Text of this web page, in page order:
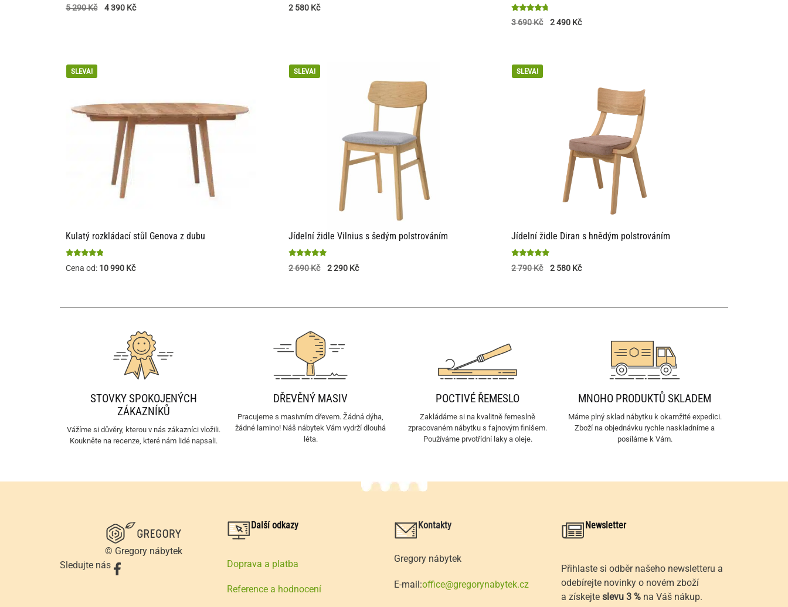
5 290Kč 4 390 Kč 2 580 Kč
Hodnocení
3 690Kč 2 490 Kč
SLEVA!
Kulatý rozkládací stůl Genova z dubu
Cena od: 10 990 Kč
SLEVA!
Jídelní židle Vilnius s šedým polstrováním
Hodnocení
2 690Kč 2 290 Kč
SLEVA!
Jídelní židle Diran s hnědým polstrováním
Hodnocení
2 790Kč 2 580 Kč
STOVKY SPOKOJENÝCH
ZÁKAZNÍKŮ
Vážíme si důvěry, kterou v nás zákazníci vložili.
Koukněte na recenze, které nám lidé napsali.
DŘEVĚNÝ MASIV
Pracujeme s masivním dřevem. Žádná dýha,
žádné lamino! Náš nábytek Vám vydrží dlouhá
léta.
POCTIVÉ ŘEMESLO
Zakládáme si na kvalitně řemeslně
zpracovaném nábytku s fajnovým finišem.
Používáme prvotřídní laky a oleje.
MNOHO PRODUKTŮ SKLADEM
Máme plný sklad nábytku k okamžité expedici.
Zboží na objednávku rychle naskladníme a
posíláme k Vám.
© Gregory nábytek
Sledujte nás
Další odkazy
Doprava a platba
Reference a hodnocení
Kontakty
Gregory nábytek
E-mail:office@gregorynabytek.cz
Newsletter
Přihlaste si odběr našeho newsletteru a
odebírejte novinky o novém zboží
a získejte slevu 3 % na Váš nákup.